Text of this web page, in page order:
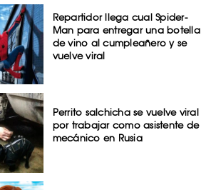
Repartidor llega cual Spider-
Man para entregar una botella
de vino al cumpleañero y se
vuelve viral
Perrito salchicha se vuelve viral
por trabajar como asistente de
mecánico en Rusia